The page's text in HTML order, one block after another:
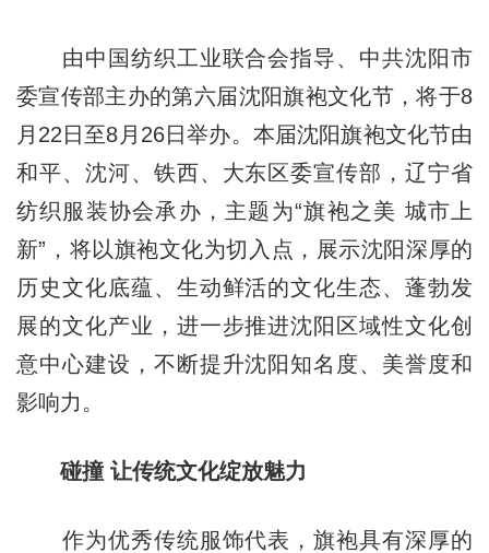
由中国纺织工业联合会指导、中共沈阳市
委宣传部主办的第六届沈阳旗袍文化节，将于8
月22日至8月26日举办。本届沈阳旗袍文化节由
和平、沈河、铁西、大东区委宣传部，辽宁省
纺织服装协会承办，主题为“旗袍之美 城市上
新”，将以旗袍文化为切入点，展示沈阳深厚的
历史文化底蕴、生动鲜活的文化生态、蓬勃发
展的文化产业，进一步推进沈阳区域性文化创
意中心建设，不断提升沈阳知名度、美誉度和
影响力。
碰撞 让传统文化绽放魅力
作为优秀传统服饰代表，旗袍具有深厚的